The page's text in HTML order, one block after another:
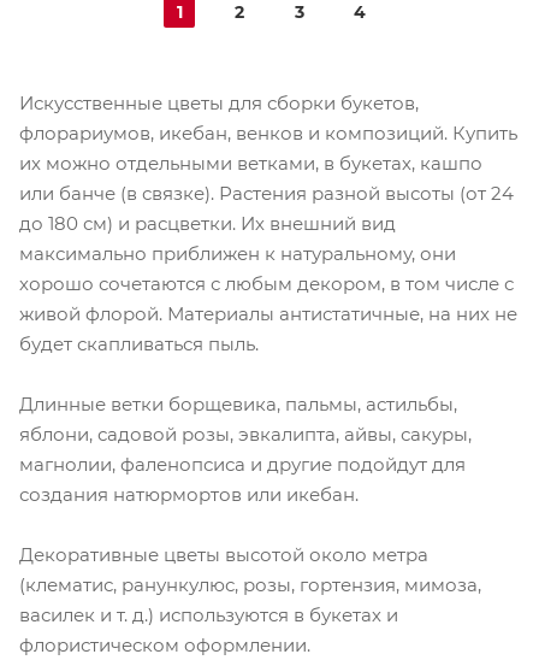
1 2 3 4
Искусственные цветы для сборки букетов,
флорариумов, икебан, венков и композиций. Купить
их можно отдельными ветками, в букетах, кашпо
или банче (в связке). Растения разной высоты (от 24
до 180 см) и расцветки. Их внешний вид
максимально приближен к натуральному, они
хорошо сочетаются с любым декором, в том числе с
живой флорой. Материалы антистатичные, на них не
будет скапливаться пыль.
Длинные ветки борщевика, пальмы, астильбы,
яблони, садовой розы, эвкалипта, айвы, сакуры,
магнолии, фаленопсиса и другие подойдут для
создания натюрмортов или икебан.
Декоративные цветы высотой около метра
(клематис, ранункулюс, розы, гортензия, мимоза,
василек и т. д.) используются в букетах и
флористическом оформлении.